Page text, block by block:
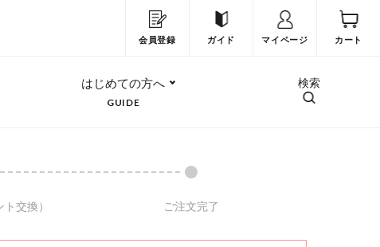
会員登録
ガイド マイページ カート
はじめての方へ
GUIDE
検索
ト交換） ご注文完了